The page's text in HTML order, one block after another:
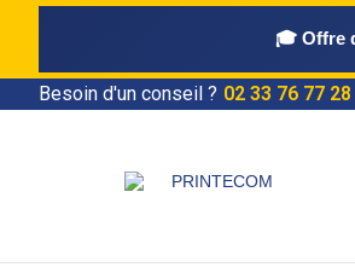
🎓 Offre
Besoin d'un conseil ? 02 33 76 77 28